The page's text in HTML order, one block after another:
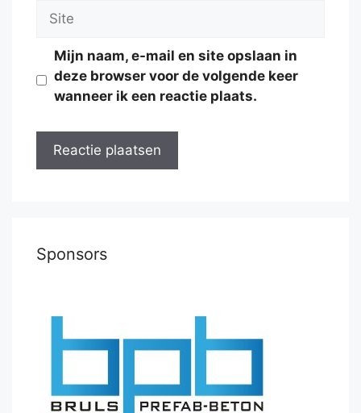
Site
Mijn naam, e-mail en site opslaan in
deze browser voor de volgende keer
wanneer ik een reactie plaats.
Sponsors